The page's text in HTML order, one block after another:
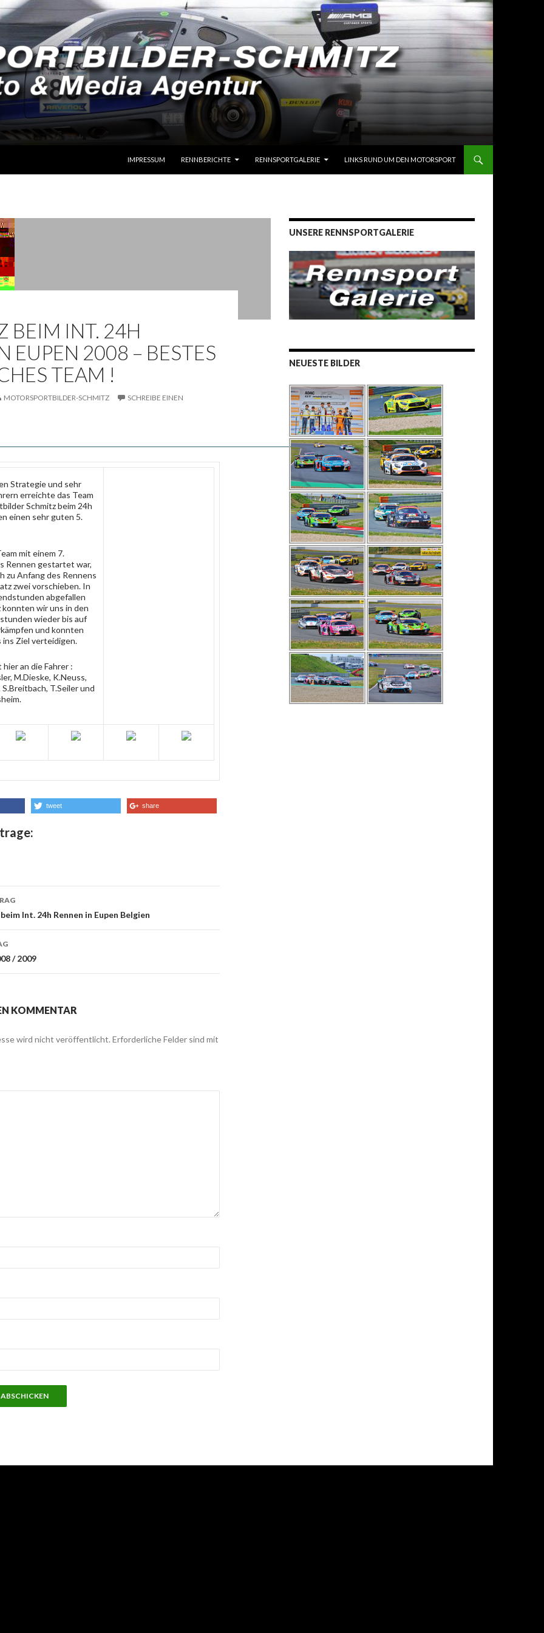
IMPRESSUM
RENNBERICHTE RENNSPORTGALERIE LINKS RUND UM DEN MOTORSPORT
BEIM INT. 24H
EUPEN 2008 – BESTES
TEAM !
MOTORSPORTBILDER-SCHMITZ
SCHREIBE EINEN
Strategie und sehr
erreichte das Team
Schmitz beim 24h
einen sehr guten 5.
mit einem 7.
Rennen gestartet war,
zu Anfang des Rennens
zwei vorschieben. In
abgefallen
konnten wir uns in den
wieder bis auf
und konnten
ins Ziel verteidigen.
an die Fahrer :
M.Dieske, K.Neuss,
T.Seiler und
tweet share
Int. 24h Rennen in Eupen Belgien
/ 2009
KOMMENTAR
wird nicht veröffentlicht. Erforderliche Felder sind mit
UNSERE RENNSPORTGALERIE
NEUESTE BILDER